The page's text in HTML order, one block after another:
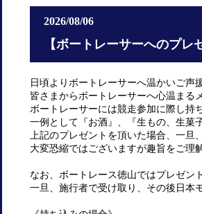
進入コース別選手成績
得点率ランキング
山口支部選手優勝
優勝者一覧
記念競走記録集
ムービー集
2026/08/06
【ボートレーサーへのプ
日頃よりボートレーサーへ温かいご声
皆さまからボートレーサーへ心温まる
ボートレーサーには競走参加に際し持
一例として『お酒』、『生もの、生菓
上記のプレゼントを頂いた場合、一旦
大変恐縮ではございますが趣旨をご理
なお、ボートレース徳山ではプレゼン
一旦、施行者で受け取り、その後日本